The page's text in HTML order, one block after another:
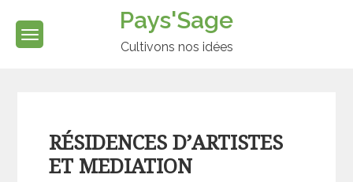
content
Pays'Sage
Cultivons nos idées
RÉSIDENCES D’ARTISTES
ET MEDIATION